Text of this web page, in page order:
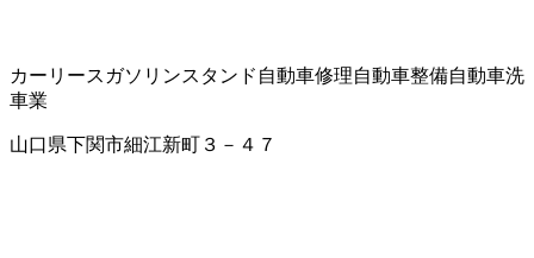
カーリース ガソリンスタンド 自動車修理自動車整備自動車洗
車業
山口県下関市細江新町３－４７